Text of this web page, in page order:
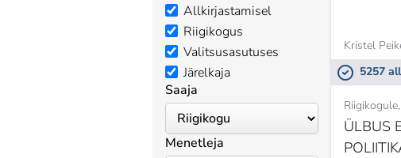
Allkirjastamisel
Riigikogus
Valitsusasutuses
Järelkaja
Saaja
Menetleja
Kristel
5257
Riigikogule
ÜLBUS